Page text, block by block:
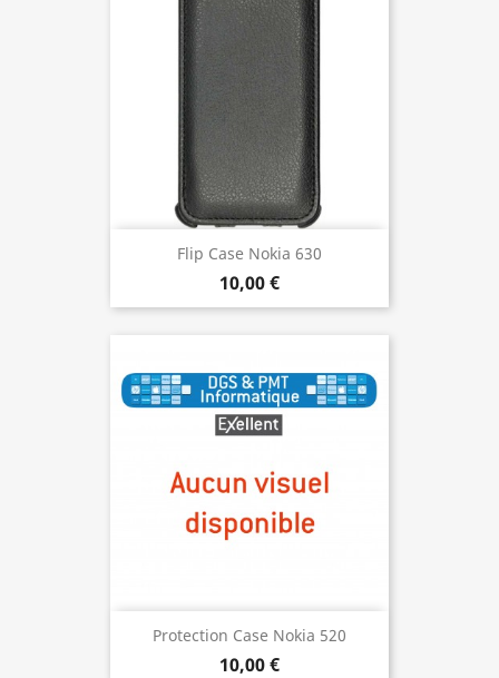
Flip Case Nokia 630
10,00 €
Protection Case Nokia 520
10,00 €